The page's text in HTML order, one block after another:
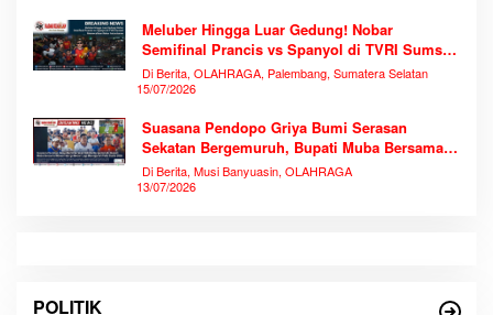
Meluber Hingga Luar Gedung! Nobar
Semifinal Prancis vs Spanyol di TVRI Sumsel
Memecahkan Rekor Antusiasme
Di Berita, OLAHRAGA, Palembang, Sumatera Selatan
15/07/2026
Suasana Pendopo Griya Bumi Serasan
Sekatan Bergemuruh, Bupati Muba Bersama
Ribuan Warga Nobar Laga Bersejarah Piala
Dunia 2026
Di Berita, Musi Banyuasin, OLAHRAGA
13/07/2026
POLITIK